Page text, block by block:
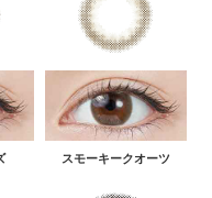
スモーキークオーツ